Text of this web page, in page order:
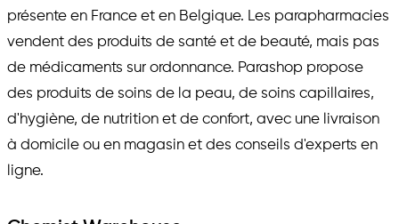
présente en France et en Belgique. Les parapharmacies
vendent des produits de santé et de beauté, mais pas
de médicaments sur ordonnance. Parashop propose
des produits de soins de la peau, de soins capillaires,
d'hygiène, de nutrition et de confort, avec une livraison
à domicile ou en magasin et des conseils d'experts en
ligne.